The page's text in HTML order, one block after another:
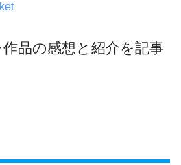
品の感想と紹介を記事